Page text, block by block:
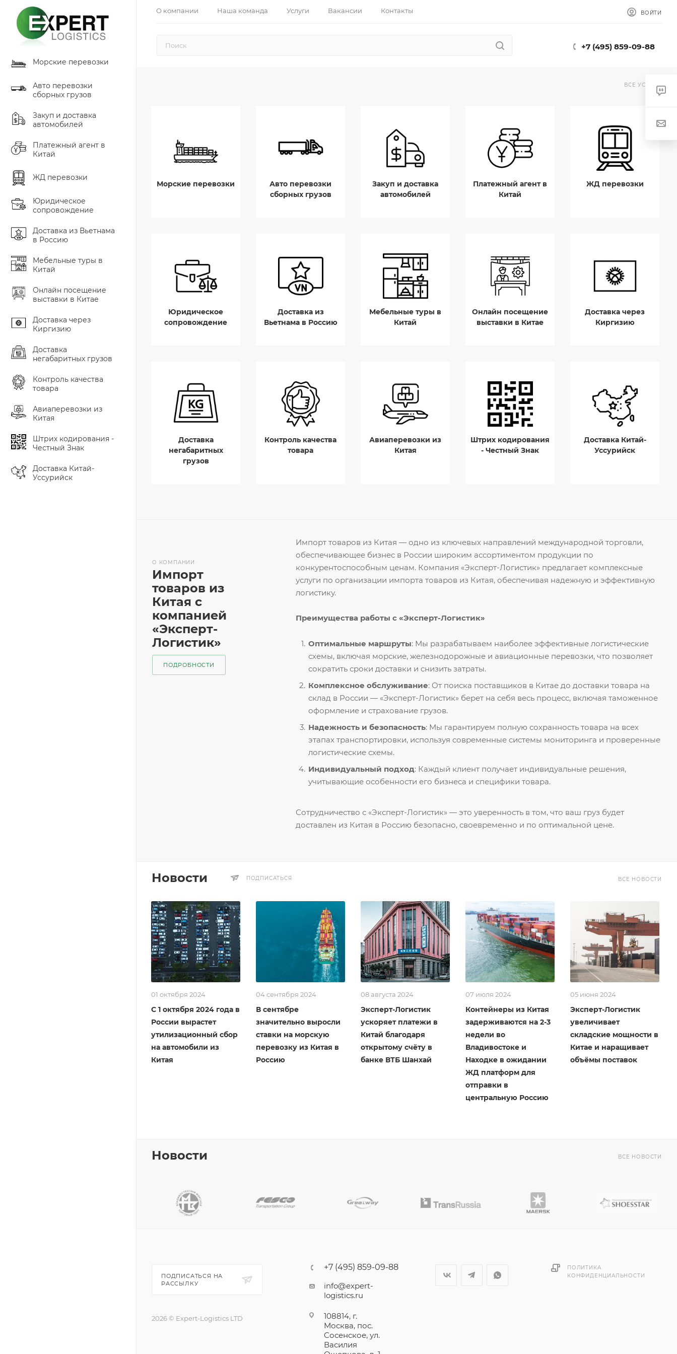
О компании Наша команда Услуги Вакансии Контакты ВОЙТИ
+7 (495) 859-09-88
Морские перевозки
Авто перевозки
сборных грузов
Закуп и доставка
автомобилей
Платежный агент в
Китай
ЖД перевозки
Юридическое
сопровождение
Доставка из Вьетнама
в Россию
Мебельные туры в
Китай
Онлайн посещение
выставки в Китае
Доставка через
Киргизию
Доставка
негабаритных грузов
Контроль качества
товара
Авиаперевозки из
Китая
Штрих кодирования -
Честный Знак
Доставка Китай-
Уссурийск
ВСЕ УСЛУГИ
Морские перевозки
Авто перевозки
сборных грузов
Закуп и доставка
автомобилей
Платежный агент в
Китай
ЖД перевозки
Юридическое
сопровождение
Доставка из
Вьетнама в Россию
Мебельные туры в
Китай
Онлайн посещение
выставки в Китае
Доставка через
Киргизию
Доставка
негабаритных
грузов
Контроль качества
товара
Авиаперевозки из
Китая
Штрих кодирования
- Честный Знак
Доставка Китай-
Уссурийск
Импорт товаров из Китая — одно из ключевых направлений международной торговли,
обеспечивающее бизнес в России широким ассортиментом продукции по
конкурентоспособным ценам. Компания «Эксперт-Логистик» предлагает комплексные
услуги по организации импорта товаров из Китая, обеспечивая надежную и эффективную
логистику.
Преимущества работы с «Эксперт-Логистик»
Оптимальные маршруты: Мы разрабатываем наиболее эффективные логистические
схемы, включая морские, железнодорожные и авиационные перевозки, что позволяет
сократить сроки доставки и снизить затраты.
Комплексное обслуживание: От поиска поставщиков в Китае до доставки товара на
склад в России — «Эксперт-Логистик» берет на себя весь процесс, включая таможенное
оформление и страхование грузов.
Надежность и безопасность: Мы гарантируем полную сохранность товара на всех
этапах транспортировки, используя современные системы мониторинга и проверенные
логистические схемы.
Индивидуальный подход: Каждый клиент получает индивидуальные решения,
учитывающие особенности его бизнеса и специфики товара.
Сотрудничество с «Эксперт-Логистик» — это уверенность в том, что ваш груз будет
доставлен из Китая в Россию безопасно, своевременно и по оптимальной цене.
О КОМПАНИИ
Импорт
товаров из
Китая с
компанией
«Эксперт-
Логистик»
ПОДРОБНОСТИ
Новости ПОДПИСАТЬСЯ ВСЕ НОВОСТИ
01 октября 2024
С 1 октября 2024 года в
России вырастет
утилизационный сбор
на автомобили из
Китая
04 сентября 2024
В сентябре
значительно выросли
ставки на морскую
перевозку из Китая в
Россию
08 августа 2024
Эксперт-Логистик
ускоряет платежи в
Китай благодаря
открытому счёту в
банке ВТБ Шанхай
07 июля 2024
Контейнеры из Китая
задерживаются на 2-3
недели во
Владивостоке и
Находке в ожидании
ЖД платформ для
отправки в
центральную Россию
05 июня 2024
Эксперт-Логистик
увеличивает
складские мощности в
Китае и наращивает
объёмы поставок
Новости ВСЕ НОВОСТИ
ПОДПИСАТЬСЯ НА
РАССЫЛКУ
2026 © Expert-Logistics LTD
+7 (495) 859-09-88
info@expert-
logistics.ru
108814, г.
Москва, пос.
Сосенское, ул.
Василия
ПОЛИТИКА
КОНФИДЕНЦИАЛЬНОСТИ